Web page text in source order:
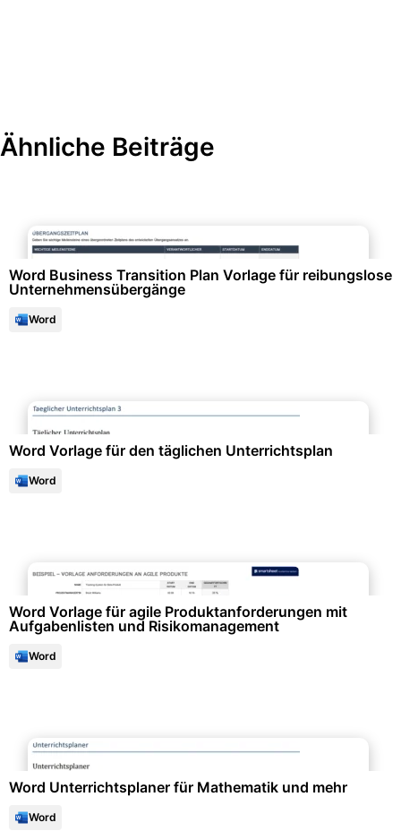
Ähnliche Beiträge
Word Business Transition Plan Vorlage für reibungslose
Unternehmensübergänge
Word
Word Vorlage für den täglichen Unterrichtsplan
Word
Word Vorlage für agile Produktanforderungen mit
Aufgabenlisten und Risikomanagement
Word
Word Unterrichtsplaner für Mathematik und mehr
Word